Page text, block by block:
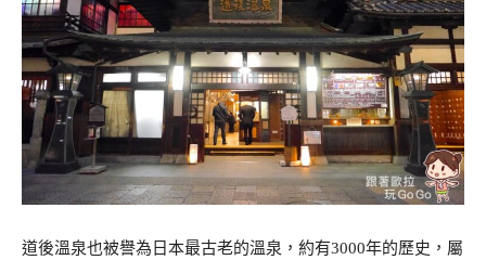
道後溫泉也被譽為日本最古老的溫泉，約有3000年的歷史，屬